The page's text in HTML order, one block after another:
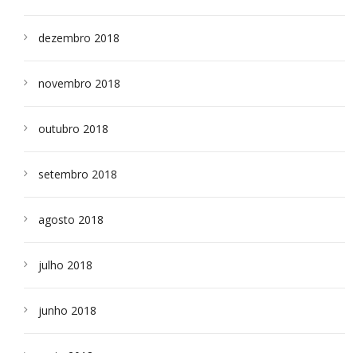
dezembro 2018
novembro 2018
outubro 2018
setembro 2018
agosto 2018
julho 2018
junho 2018